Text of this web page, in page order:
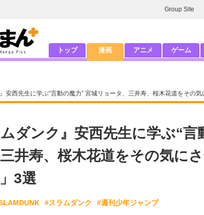
Group Site
トップ 漫画 アニメ ゲーム
安西先生に学ぶ“言動の魔力” 宮城リョータ、三井寿、桜木花道をその
ムダンク』安西先生に学ぶ“言
井寿、桜木花道をその気に
3選
#スラムダンク #週刊少年ジャンプ